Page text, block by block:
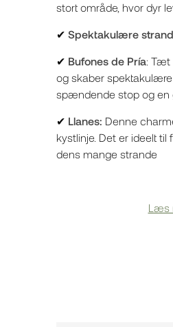
stort område, hvor dyr
✔ Spektakulære
✔ Bufones de Pría: Tæt
og skaber
spændende stop og en
✔ Llanes: Denne
kystlinje. Det er ideelt
dens mange strande
Læs